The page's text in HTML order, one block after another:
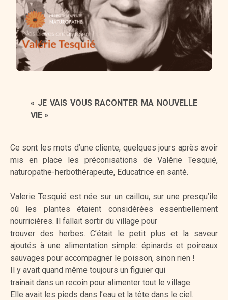
« JE VAIS VOUS RACONTER MA NOUVELLE
VIE »
Ce sont les mots d’une cliente, quelques jours après avoir
mis en place les préconisations de Valérie Tesquié,
naturopathe-herbothérapeute, Educatrice en santé.
Valerie Tesquié est née sur un caillou, sur une presqu’île
où les plantes étaient considérées essentiellement
nourricières. Il fallait sortir du village pour
trouver des herbes. C’était le petit plus et la saveur
ajoutés à une alimentation simple: épinards et poireaux
sauvages pour accompagner le poisson, sinon rien !
Il y avait quand même toujours un figuier qui
trainait dans un recoin pour alimenter tout le village.
Elle avait les pieds dans l’eau et la tête dans le ciel.